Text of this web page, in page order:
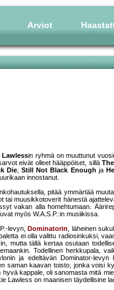
Arviot
Lawlessin ryhmä on muuttunut
eivät olleet hääppöiset, sillä
Die,Still Not Black Enough ja
innostanut.
pitää ymmärtää
tai muusikkotoverit hänestä
vakan alla homehtumaan.
myös W.A.S.P.:in musiikissa.
levyn, Dominatorin, läheinen
ei olla valittu radiosinkuksi,
mutta tällä kertaa osutaan
Todellinen herkkupala,
ja edeltävän Dominator-
saman kaavan toisto, jonka voisi
kappale, oli sanomasta mitä
Lawless on maanisen täydellisine